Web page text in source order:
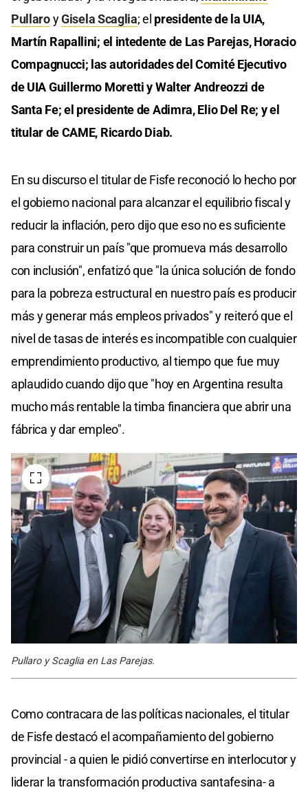
PullaroyGisela Scaglia; el presidente de la UIA,
Martín Rapallini; el intedente de Las Parejas, Horacio
Compagnucci; las autoridades del Comité Ejecutivo
de UIA Guillermo Moretti y Walter Andreozzi de
Santa Fe; el presidente de Adimra, Elio Del Re; y el
titular de CAME, Ricardo Diab.
En su discurso el titular de Fisfe reconoció lo hecho por
el gobierno nacional para alcanzar el equilibrio fiscal y
reducir la inflación, pero dijo que eso no es suficiente
para construir un país "que promueva más desarrollo
con inclusión", enfatizó que "la única solución de fondo
para la pobreza estructural en nuestro país es producir
más y generar más empleos privados" y reiteró que el
nivel de tasas de interés es incompatible con cualquier
emprendimiento productivo, al tiempo que fue muy
aplaudido cuando dijo que "hoy en Argentina resulta
mucho más rentable la timba financiera que abrir una
fábrica y dar empleo".
Pullaro y Scaglia en Las Parejas.
Como contracara de las políticas nacionales, el titular
de Fisfe destacó el acompañamiento del gobierno
provincial - a quien le pidió convertirse en interlocutor y
liderar la transformación productiva santafesina- a